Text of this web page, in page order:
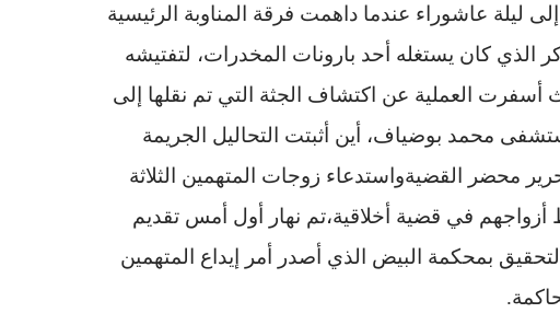
ليلة عاشوراء عندما داهمت فرقة المناوبة الرئيسية
الذي كان يستغله أحد بارونات المخدرات، لتفتيشه
أسفرت العملية عن اكتشاف الجثة التي تم نقلها إلى
محمد بوضياف، أين أثبتت التحاليل الجريمة
محضر القضيةواستدعاء زوجات المتهمين الثلاثة
أزواجهم في قضية أخلاقية،تم نهار أول أمس تقديم
بمحكمة البيض الذي أصدر أمر إيداع المتهمين
.